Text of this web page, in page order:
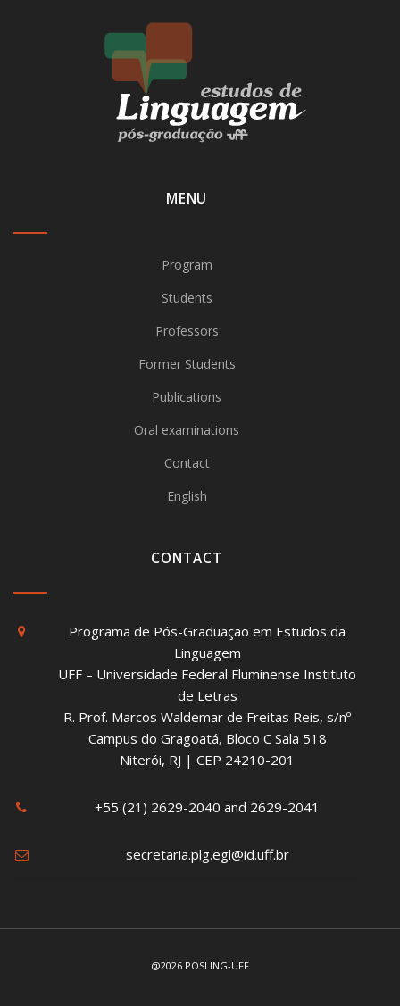
MENU
Program
Students
Professors
Former Students
Publications
Oral examinations
Contact
English
CONTACT
Programa de Pós-Graduação em Estudos da
Linguagem
UFF – Universidade Federal Fluminense Instituto
de Letras
R. Prof. Marcos Waldemar de Freitas Reis, s/nº
Campus do Gragoatá, Bloco C Sala 518
Niterói, RJ | CEP 24210-201
+55 (21) 2629-2040 and 2629-2041
secretaria.plg.egl@id.uff.br
@2026 POSLING-UFF